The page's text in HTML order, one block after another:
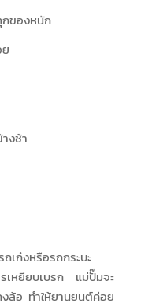
ของหนัก
งช้า
เก๋งหรือรถกระบะ
เหยียบเบรก แม่ปั๊มจะ
ล้อ ทำให้ยานยนต์ค่อย